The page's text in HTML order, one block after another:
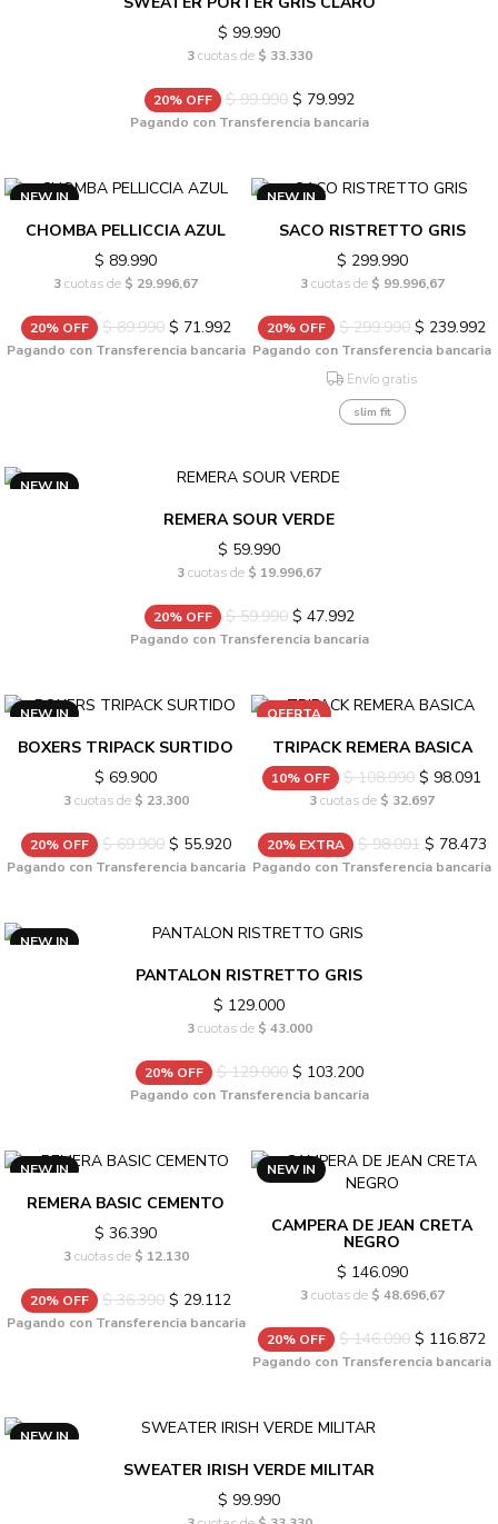
$ 99.990
3cuotas de $ 33.330
20% OFF $ 99.990$ 79.992
Pagando con Transferencia bancaria
NEW IN
CHOMBA PELLICCIA AZUL
$ 89.990
3cuotas de $ 29.996,67
20% OFF $ 89.990$ 71.992
Pagando con Transferencia bancaria
NEW IN
SACO RISTRETTO GRIS
$ 299.990
3cuotas de $ 99.996,67
20% OFF $ 299.990 $ 239.992
Pagando con Transferencia bancaria
Envío gratis
slim fit
NEW IN
REMERA SOUR VERDE
$ 59.990
3cuotas de $ 19.996,67
20% OFF $ 59.990$ 47.992
Pagando con Transferencia bancaria
NEW IN
BOXERS TRIPACK SURTIDO
$ 69.900
3cuotas de $ 23.300
20% OFF $ 69.900$ 55.920
Pagando con Transferencia bancaria
OFERTA
TRIPACK REMERA BASICA
10% OFF $ 108.990 $ 98.091
3cuotas de $ 32.697
20% EXTRA $ 98.091$ 78.473
Pagando con Transferencia bancaria
NEW IN
PANTALON RISTRETTO GRIS
$ 129.000
3cuotas de $ 43.000
20% OFF $ 129.000$ 103.200
Pagando con Transferencia bancaria
NEW IN
REMERA BASIC CEMENTO
$ 36.390
3cuotas de $ 12.130
20% OFF $ 36.390$ 29.112
Pagando con Transferencia bancaria
NEW IN
CAMPERA DE JEAN CRETA
NEGRO
$ 146.090
3cuotas de $ 48.696,67
20% OFF $ 146.090 $ 116.872
Pagando con Transferencia bancaria
NEW IN
SWEATER IRISH VERDE MILITAR
$ 99.990